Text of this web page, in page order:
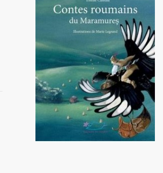
Contes roumains du Maramures
14,90 €